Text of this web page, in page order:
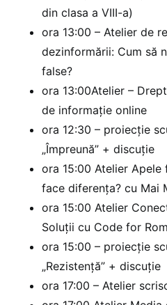
din clasa a VIII-a)
ora 13:00 – Atelier de
dezinformării: Cum să
false?
ora 13:00Atelier –
de informație online
ora 12:30 – proiecție
„Împreună” + discuție
ora 15:00 Atelier
face diferența? cu Mai
ora 15:00 Atelier
Soluții cu Code for
ora 15:00 – proiecție
„Rezistență” + discuție
ora 17:00 – Atelier